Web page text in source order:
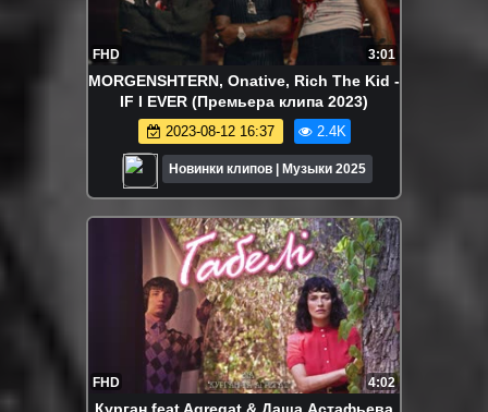
FHD 3:01
MORGENSHTERN, Onative, Rich The Kid -
IF I EVER (Премьера клипа 2023)
2023-08-12 16:37 2.4K
Новинки клипов | Музыки 2025
FHD 4:02